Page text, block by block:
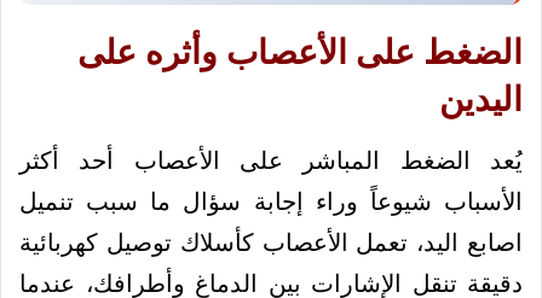
الضغط على الأعصاب وأثره على
اليدين
يُعد الضغط المباشر على الأعصاب أحد أكثر
الأسباب شيوعاً وراء إجابة سؤال ما سبب تنميل
اصابع اليد، تعمل الأعصاب كأسلاك توصيل كهربائية
دقيقة تنقل الإشارات بين الدماغ وأطرافك، عندما